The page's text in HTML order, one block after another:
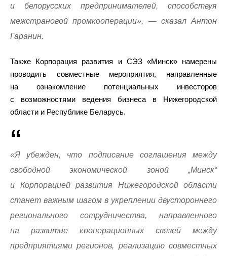
и белорусских предпринимателей, способствуя
межстрановой промкооперации», — сказал Антон
Гаранин.
Также Корпорация развития и СЭЗ «Минск» намерены
проводить совместные мероприятия, направленные
на ознакомление потенциальных инвесторов
с возможностями ведения бизнеса в Нижегородской
области и Республике Беларусь.
«Я убежден, что подписание соглашения между
свободной экономической зоной „Минск“
и Корпорацией развития Нижегородской области
станет важным шагом в укреплении двустороннего
регионального сотрудничества, направленного
на развитие кооперационных связей между
предприятиями регионов, реализацию совместных